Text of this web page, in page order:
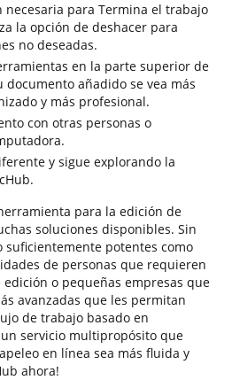
necesaria para Termina el trabajo
la opción de deshacer para
no deseadas.
en la parte superior de
añadido se vea más
y más profesional.
con otras personas o
y sigue explorando la
para la edición de
soluciones disponibles. Sin
suficientemente potentes como
de personas que requieren
o pequeñas empresas que
avanzadas que les permitan
de trabajo basado en
servicio multipropósito que
en línea sea más fluida y
ahora!